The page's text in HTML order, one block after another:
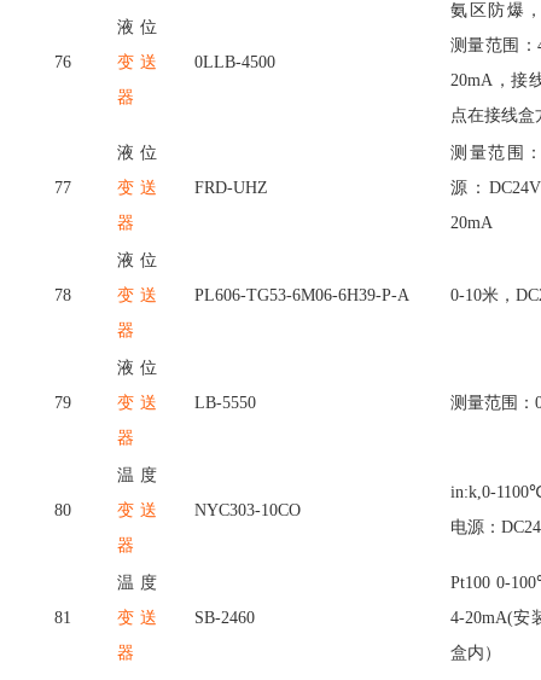
76
液位
变送
器
0LLB-4500
氨区防爆
测量范围：
20mA，接
点在接线盒
77
液位
变送
器
FRD-UHZ
测量范围
源：
20mA
78
液位
变送
器
PL606-TG53-6M06-6H39-P-A 0-10米，
79
液位
变送
器
LB-5550 测量范围：
80
温度
变送
器
NYC303-10CO
in:k,0-
电源：
81
温度
变送
器
SB-2460
Pt100 0-
4-20mA(安
盒内）